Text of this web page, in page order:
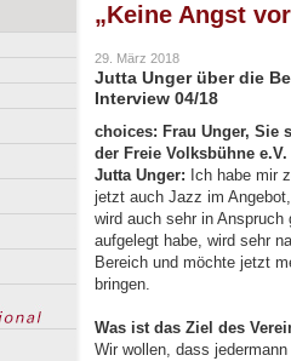
„Keine Angst
29. März 2018
Jutta Unger über die
Interview 04/18
choices: Frau Unger, Sie
der Freie Volksbühne
Jutta Unger: Ich habe mir
jetzt auch Jazz im
wird auch sehr in
aufgelegt habe, wird sehr
Bereich und möchte jetzt
bringen.
Was ist das Ziel des
Wir wollen, dass